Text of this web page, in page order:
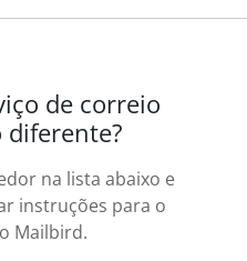
de correio
na lista abaixo e
instruções para o
Mailbird.